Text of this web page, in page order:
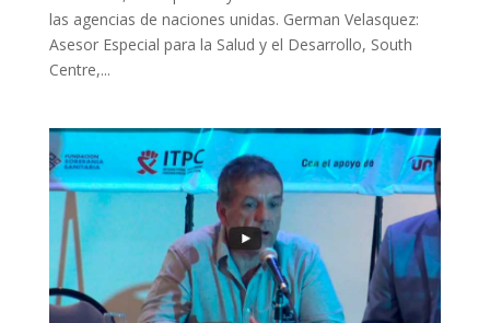
las agencias de naciones unidas. German Velasquez:
Asesor Especial para la Salud y el Desarrollo, South
Centre,...